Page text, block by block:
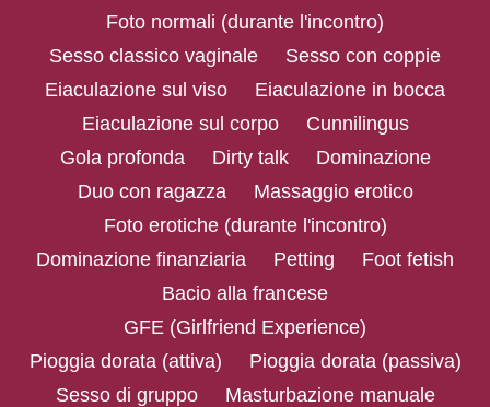
Foto normali (durante l'incontro)
Sesso classico vaginale
Sesso con coppie
Eiaculazione sul viso
Eiaculazione in bocca
Eiaculazione sul corpo
Cunnilingus
Gola profonda
Dirty talk
Dominazione
Duo con ragazza
Massaggio erotico
Foto erotiche (durante l'incontro)
Dominazione finanziaria
Petting
Foot fetish
Bacio alla francese
GFE (Girlfriend Experience)
Pioggia dorata (attiva)
Pioggia dorata (passiva)
Sesso di gruppo
Masturbazione manuale